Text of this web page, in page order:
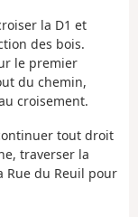
la D1 et
des bois.
le premier
du chemin,
croisement.
tout droit
traverser la
Rue du Reuil pour